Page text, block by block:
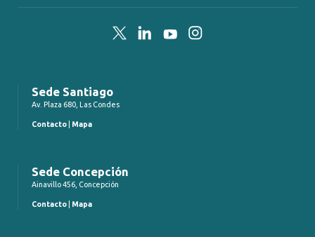
TwitterLinkedInYouTubeInstagram
Sede Santiago
Av. Plaza 680, Las Condes
Contacto Mapa
Sede Concepción
Ainavillo 456, Concepción
Contacto Mapa